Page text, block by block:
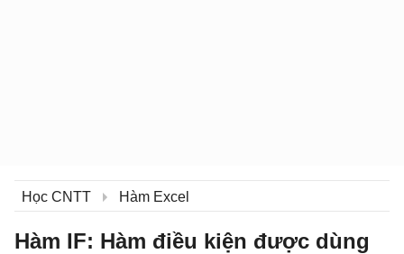
Học CNTT Hàm Excel
Hàm IF: Hàm điều kiện được dùng